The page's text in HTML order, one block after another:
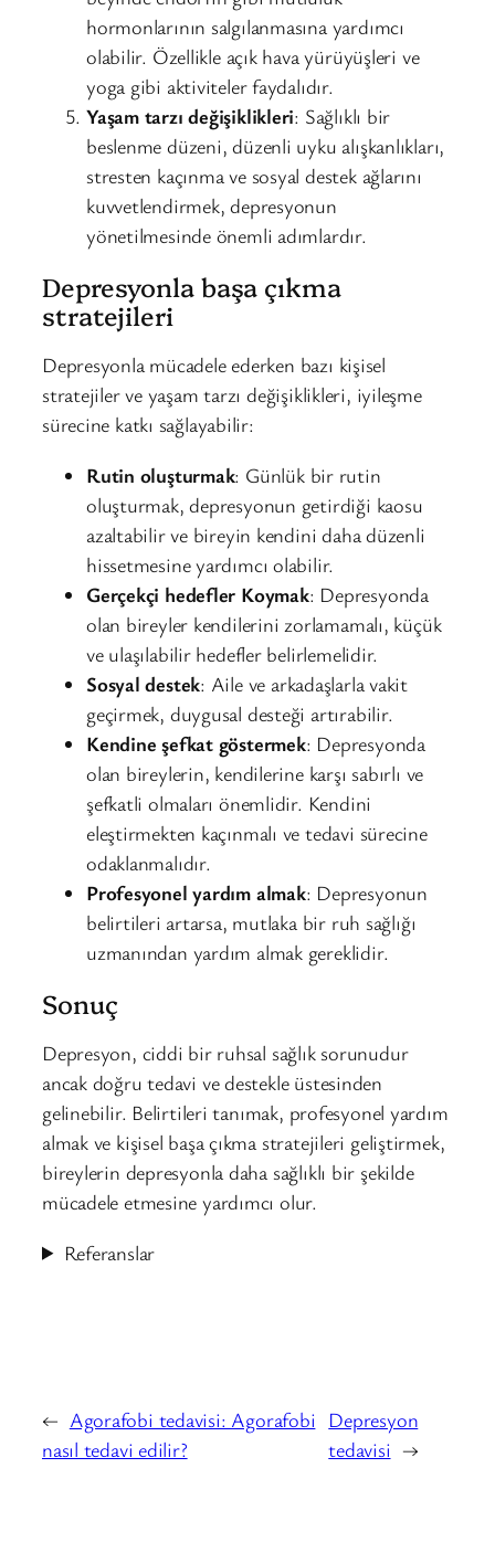
hormonlarının salgılanmasına yardımcı
olabilir. Özellikle açık hava yürüyüşleri ve
yoga gibi aktiviteler faydalıdır.
Yaşam tarzı değişiklikleri: Sağlıklı bir
beslenme düzeni, düzenli uyku alışkanlıkları,
stresten kaçınma ve sosyal destek ağlarını
kuvvetlendirmek, depresyonun
yönetilmesinde önemli adımlardır.
Depresyonla başa çıkma
stratejileri
Depresyonla mücadele ederken bazı kişisel
stratejiler ve yaşam tarzı değişiklikleri, iyileşme
sürecine katkı sağlayabilir:
Rutin oluşturmak: Günlük bir rutin
oluşturmak, depresyonun getirdiği kaosu
azaltabilir ve bireyin kendini daha düzenli
hissetmesine yardımcı olabilir.
Gerçekçi hedefler Koymak: Depresyonda
olan bireyler kendilerini zorlamamalı, küçük
ve ulaşılabilir hedefler belirlemelidir.
Sosyal destek: Aile ve arkadaşlarla vakit
geçirmek, duygusal desteği artırabilir.
Kendine şefkat göstermek: Depresyonda
olan bireylerin, kendilerine karşı sabırlı ve
şefkatli olmaları önemlidir. Kendini
eleştirmekten kaçınmalı ve tedavi sürecine
odaklanmalıdır.
Profesyonel yardım almak: Depresyonun
belirtileri artarsa, mutlaka bir ruh sağlığı
uzmanından yardım almak gereklidir.
Sonuç
Depresyon, ciddi bir ruhsal sağlık sorunudur
ancak doğru tedavi ve destekle üstesinden
gelinebilir. Belirtileri tanımak, profesyonel yardım
almak ve kişisel başa çıkma stratejileri geliştirmek,
bireylerin depresyonla daha sağlıklı bir şekilde
mücadele etmesine yardımcı olur.
Referanslar
← Agorafobi tedavisi: Agorafobi
nasıl tedavi edilir?
Depresyon
tedavisi →